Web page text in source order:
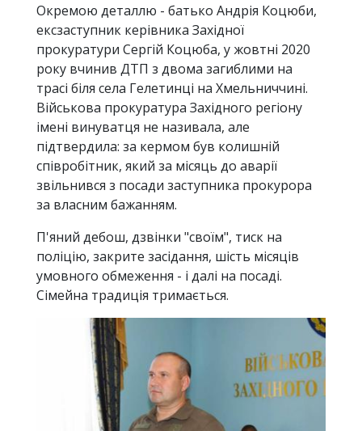
Окремою деталлю - батько Андрія Коцюби,
ексзаступник керівника Західної
прокуратури Сергій Коцюба, у жовтні 2020
року вчинив ДТП з двома загиблими на
трасі біля села Гелетинці на Хмельниччині.
Військова прокуратура Західного регіону
імені винуватця не називала, але
підтвердила: за кермом був колишній
співробітник, який за місяць до аварії
звільнився з посади заступника прокурора
за власним бажанням.
П'яний дебош, дзвінки "своїм", тиск на
поліцію, закрите засідання, шість місяців
умовного обмеження - і далі на посаді.
Сімейна традиція тримається.